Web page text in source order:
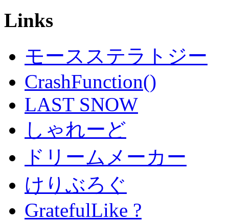
Links
モースステラトジー
CrashFunction()
LAST SNOW
しゃれーど
ドリームメーカー
けりぶろぐ
GratefulLike ?